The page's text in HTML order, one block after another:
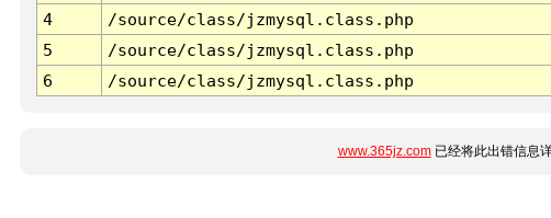
4
/source/class/jzmysql.class.php
5
/source/class/jzmysql.class.php
6
/source/class/jzmysql.class.php
www.365jz.com已经将此出错信息